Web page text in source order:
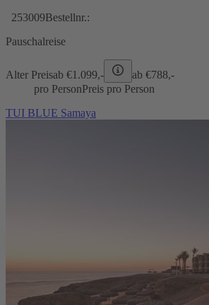
253009Bestellnr.:
Pauschalreise
Alter Preisab €1.099,- ab €788,-
pro PersonPreis pro Person
TUI BLUE Samaya